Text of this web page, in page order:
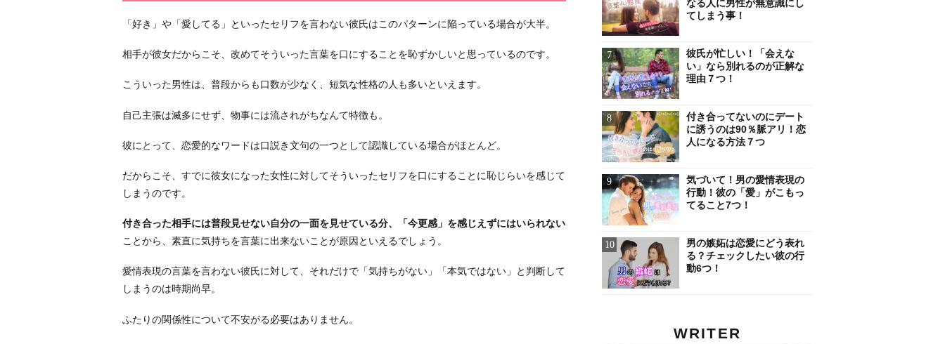
い
わ
た
な
い
3.
派
こ
男！
と
「好き」や「愛してる」といったセリフを言わない彼氏はこのパターンに陥っている場合が大半。
相手が彼女だからこそ、改めてそういった言葉を口にすることを恥ずかしいと思っているのです。
こういった男性は、普段からも口数が少なく、短気な性格の人も多いといえます。
自己主張は滅多にせず、物事には流されがちなんて特徴も。
彼にとって、恋愛的なワードは口説き文句の一つとして認識している場合がほとんど。
だからこそ、すでに彼女になった女性に対してそういったセリフを口にすることに恥じらいを感じて
しまうのです。
付き合った相手には普段見せない自分の一面を見せている分、「今更感」を感じえずにはいられない
ことから、素直に気持ちを言葉に出来ないことが原因といえるでしょう。
愛情表現の言葉を言わない彼氏に対して、それだけで「気持ちがない」「本気ではない」と判断して
しまうのは時期尚早。
ふたりの関係性について不安がる必要はありません。
なる人に男性が無意識にし
てしまう事！
彼氏が忙しい！「会えな
い」なら別れるのが正解な
理由７つ！
付き合ってないのにデート
に誘うのは90％脈アリ！恋
人になる方法７つ
気づいて！男の愛情表現の
行動！彼の「愛」がこもっ
てること7つ！
男の嫉妬は恋愛にどう表れ
る？チェックしたい彼の行
動6つ！
WRITER